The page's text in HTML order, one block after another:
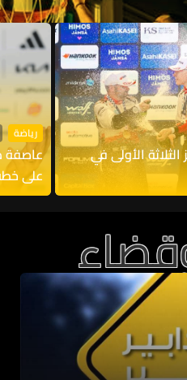
الأولى في
رياضة
عاصفة
على